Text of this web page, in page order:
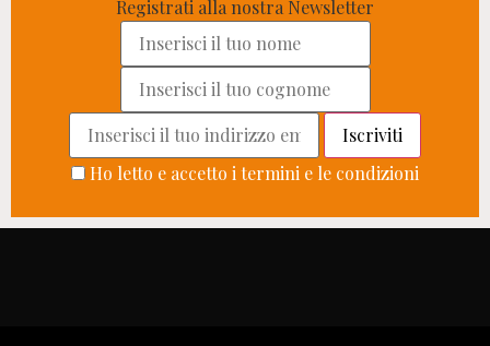
Registrati alla nostra Newsletter
Ho letto e accetto i termini e le condizioni